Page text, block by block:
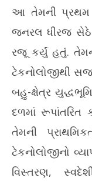
આ તેમની પ્રથમ
જનરલ ધીરજ સેઠે
રજૂ કર્યું હતું.
ટેકનોલોજીથી
બહુ-ક્ષેત્ર
દળમાં રૂપાંતરિત
તેમની
ટેકનોલોજીનો
વિસ્તરણ,